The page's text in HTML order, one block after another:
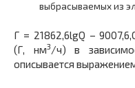
выбрасываемых из
Г = 21862,6lgQ –
(Г, нм3 /ч) в
описывается